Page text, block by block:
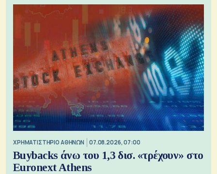
XΡΗΜΑΤΙΣΤΗΡΙΟ ΑΘΗΝΩΝ 07.08.2026, 07:00
Buybacks άνω του 1,3 δισ. «τρέχουν» στο
Euronext Athens